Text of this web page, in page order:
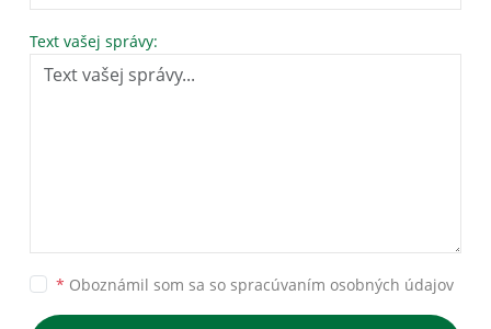
Text vašej správy:
* Oboznámil som sa so spracúvaním osobných údajov